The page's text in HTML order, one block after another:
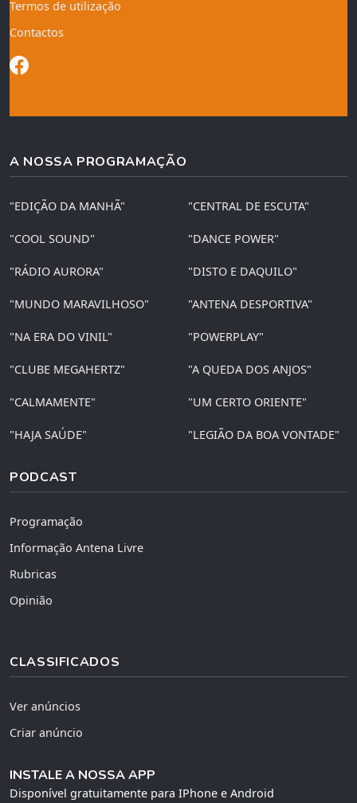
Termos de utilização
Contactos
A NOSSA PROGRAMAÇÃO
"EDIÇÃO DA MANHÃ" "CENTRAL DE ESCUTA"
"COOL SOUND" "DANCE POWER"
"RÁDIO AURORA" "DISTO E DAQUILO"
"MUNDO MARAVILHOSO" "ANTENA DESPORTIVA"
"NA ERA DO VINIL" "POWERPLAY"
"CLUBE MEGAHERTZ" "A QUEDA DOS ANJOS"
"CALMAMENTE" "UM CERTO ORIENTE"
"HAJA SAÚDE" "LEGIÃO DA BOA VONTADE"
PODCAST
Programação
Informação Antena Livre
Rubricas
Opinião
CLASSIFICADOS
Ver anúncios
Criar anúncio
INSTALE A NOSSA APP
Disponível gratuitamente para IPhone e Android